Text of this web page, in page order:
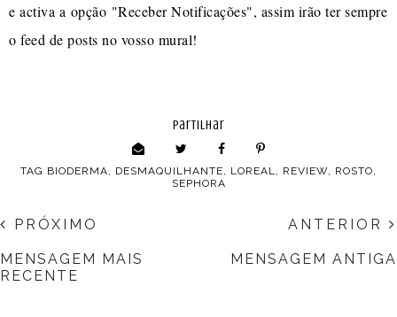
e activa a opção "Receber Notificações", assim irão ter sempre
o feed de posts no vosso mural!
partilhar
TAG BIODERMA DESMAQUILHANTE LOREAL REVIEW ROSTO
SEPHORA
ANTERIOR
MENSAGEM ANTIGA
PRÓXIMO
MENSAGEM MAIS
RECENTE